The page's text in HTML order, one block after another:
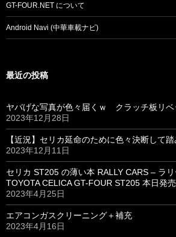
GT-FOUR.NET について
Android Navi (中華車載ナビ)
最近の投稿
ヤバげな写真が色々届くｗ クラッチ板リベ
2023年12月28日
【近況】セリカ延命のために色々決断して
2023年12月11日
セリカ ST205 の薄い本 RALLY CARS – ラ
TOYOTA CELICA GT-FOUR ST205 本日発売
2023年4月25日
エアコンガスクリーニング＋補充
2023年4月16日